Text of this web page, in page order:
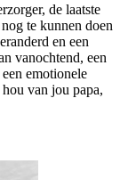
de laatste
te kunnen doen
en een
vanochtend, een
emotionele
van jou papa,